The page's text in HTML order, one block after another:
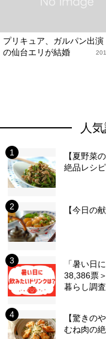
プリキュア、ガルパン出
の仙台エリが結婚
人
【夏野菜
絶品レシ
【今日の
「暑い日
38,386票
暮らし調
【驚きの
むね肉の